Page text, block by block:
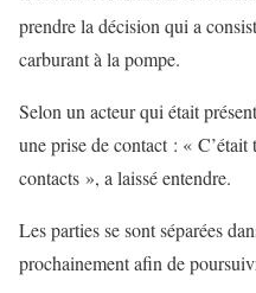
prendre la décision qui a
carburant à la pompe.
Selon un acteur qui était
une prise de contact : «
contacts », a laissé entendre.
Les parties se sont séparées
prochainement afin de